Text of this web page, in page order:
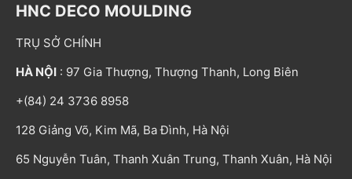
HNC DECO MOULDING
TRỤ SỞ CHÍNH
HÀ NỘI : 97 Gia Thượng, Thượng Thanh, Long Biên
+(84) 24 3736 8958
128 Giảng Võ, Kim Mã, Ba Đình, Hà Nội
65 Nguyễn Tuân, Thanh Xuân Trung, Thanh Xuân, Hà Nội